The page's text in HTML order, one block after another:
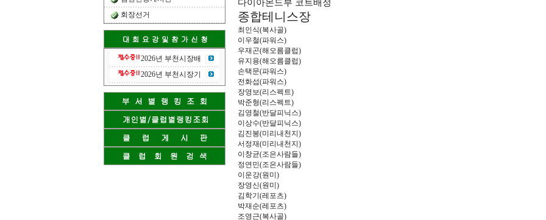
회장선거
2026년 부천시장배
2026년 부천시장기
다이아몬드부 코트배정
종합테니스장
최인식(복사골)
이우철(파워스)
우재곤(해오름클럽)
유지용(해오름클럽)
손택문(파워스)
전화섭(파워스)
장영보(리스펙트)
박준형(리스펙트)
김영철(반달피닉스)
이상수(반달피닉스)
김진봉(미리내천지 )
서정재(미리내천지 )
이창균(조은사람들)
정연민(조은사람들)
이운강(원미 )
장영신(원미 )
김학기 (레포츠)
박재순(레포츠)
조영근(복사골)